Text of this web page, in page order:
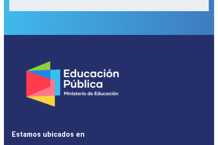
Estamos ubicados en